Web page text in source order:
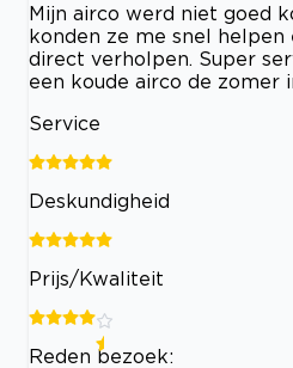
Mijn airco werd niet goed
konden ze me snel
direct verholpen. Super
een koude airco de zomer
Service
Deskundigheid
Prijs/Kwaliteit
Reden bezoek: